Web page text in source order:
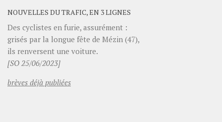
NOUVELLES DU TRAFIC, EN 3 LIGNES
Des cyclistes en furie, assurément :
grisés par la longue fête de Mézin (47),
ils renversent une voiture.
[SO 25/06/2023]
brèves déjà publiées